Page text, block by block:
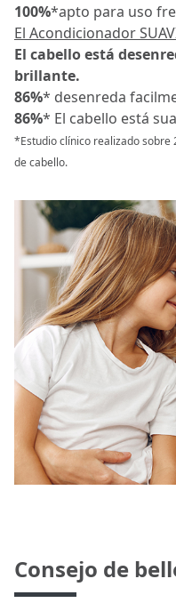
100%*apto para uso
El Acondicionador
El cabello está
brillante.
86%* desenreda
86%* El cabello está
*Estudio clínico realizado sobre
de cabello.
Consejo de